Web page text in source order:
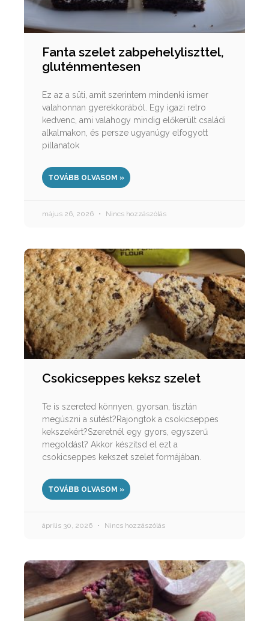
Fanta szelet zabpehelyliszttel,
gluténmentesen
Ez az a süti, amit szerintem mindenki ismer
valahonnan gyerekkorából. Egy igazi retro
kedvenc, ami valahogy mindig előkerült családi
alkalmakon, és persze ugyanúgy elfogyott
pillanatok
TOVÁBB OLVASOM »
május 26, 2026 Nincs hozzászólás
Csokicseppes keksz szelet
Te is szereted könnyen, gyorsan, tisztán
megúszni a sütést?Rajongtok a csokicseppes
kekszekért?Szeretnél egy gyors, egyszerű
megoldást? Akkor készítsd el ezt a
csokicseppes kekszet szelet formájában.
TOVÁBB OLVASOM »
április 30, 2026 Nincs hozzászólás